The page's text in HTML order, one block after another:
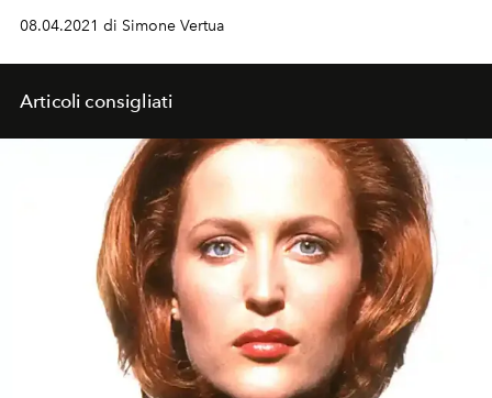
08.04.2021 di Simone Vertua
Articoli consigliati